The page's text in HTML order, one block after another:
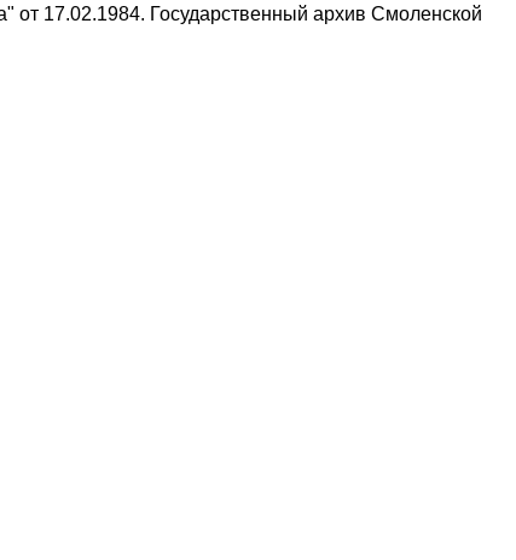
17.02.1984. Государственный архив Смоленской